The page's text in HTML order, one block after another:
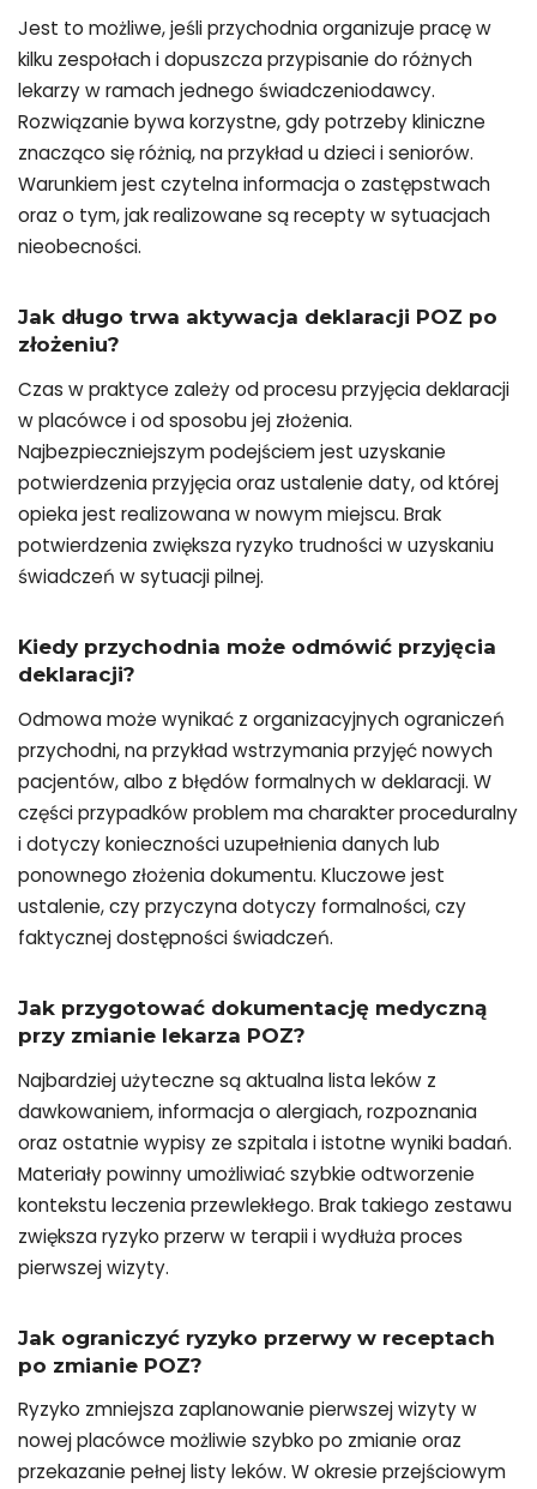
Jest to możliwe, jeśli przychodnia organizuje pracę w
kilku zespołach i dopuszcza przypisanie do różnych
lekarzy w ramach jednego świadczeniodawcy.
Rozwiązanie bywa korzystne, gdy potrzeby kliniczne
znacząco się różnią, na przykład u dzieci i seniorów.
Warunkiem jest czytelna informacja o zastępstwach
oraz o tym, jak realizowane są recepty w sytuacjach
nieobecności.
Jak długo trwa aktywacja deklaracji POZ po
złożeniu?
Czas w praktyce zależy od procesu przyjęcia deklaracji
w placówce i od sposobu jej złożenia.
Najbezpieczniejszym podejściem jest uzyskanie
potwierdzenia przyjęcia oraz ustalenie daty, od której
opieka jest realizowana w nowym miejscu. Brak
potwierdzenia zwiększa ryzyko trudności w uzyskaniu
świadczeń w sytuacji pilnej.
Kiedy przychodnia może odmówić przyjęcia
deklaracji?
Odmowa może wynikać z organizacyjnych ograniczeń
przychodni, na przykład wstrzymania przyjęć nowych
pacjentów, albo z błędów formalnych w deklaracji. W
części przypadków problem ma charakter proceduralny
i dotyczy konieczności uzupełnienia danych lub
ponownego złożenia dokumentu. Kluczowe jest
ustalenie, czy przyczyna dotyczy formalności, czy
faktycznej dostępności świadczeń.
Jak przygotować dokumentację medyczną
przy zmianie lekarza POZ?
Najbardziej użyteczne są aktualna lista leków z
dawkowaniem, informacja o alergiach, rozpoznania
oraz ostatnie wypisy ze szpitala i istotne wyniki badań.
Materiały powinny umożliwiać szybkie odtworzenie
kontekstu leczenia przewlekłego. Brak takiego zestawu
zwiększa ryzyko przerw w terapii i wydłuża proces
pierwszej wizyty.
Jak ograniczyć ryzyko przerwy w receptach
po zmianie POZ?
Ryzyko zmniejsza zaplanowanie pierwszej wizyty w
nowej placówce możliwie szybko po zmianie oraz
przekazanie pełnej listy leków. W okresie przejściowym